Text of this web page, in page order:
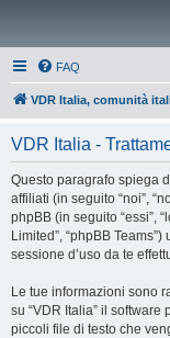
FAQ
VDR Italia, comunità
VDR Italia -
Questo paragrafo spiega
affiliati (in seguito “noi”,
phpBB (in seguito “essi”,
Limited”, “phpBB
sessione d’uso da te
Le tue informazioni sono
su “VDR Italia” il
piccoli file di testo che